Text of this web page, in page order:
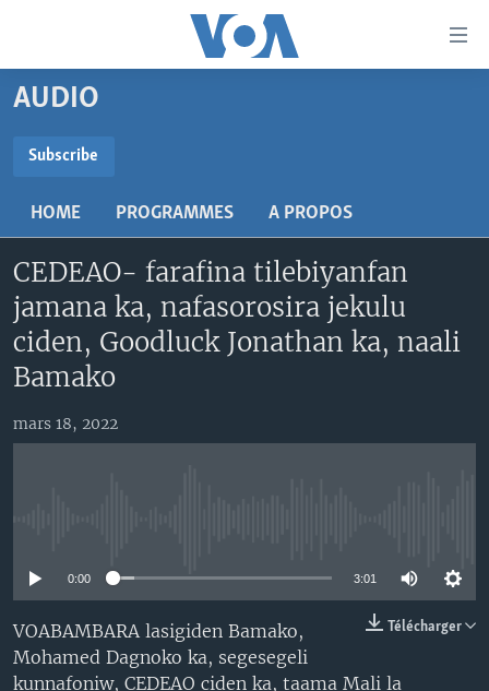
Menu
principal
navigation
principale
Retour
la
recherche
MALI KURA
RADIO
AN BA FO!
FARAFINA FOLI
Learning English
SUIVEZ-NOUS
AUDIO
Subscribe
HOME PROGRAMMES A PROPOS
CEDEAO- farafina tilebiyanfan
jamana ka, nafasorosira jekulu
ciden, Goodluck Jonathan ka, naali
Bamako
mars 18, 2022
0:00 3:01
Télécharger
VOABAMBARA lasigiden Bamako,
Mohamed Dagnoko ka, segesegeli
kunnafoniw, CEDEAO ciden ka, taama Mali la